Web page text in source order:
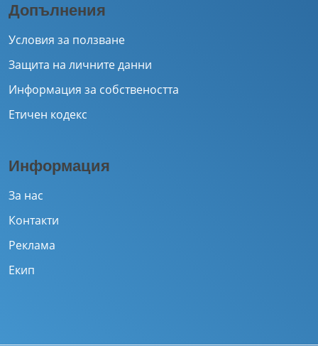
Допълнения
Условия за ползване
Защита на личните данни
Информация за собствеността
Етичен кодекс
Информация
За нас
Контакти
Реклама
Екип